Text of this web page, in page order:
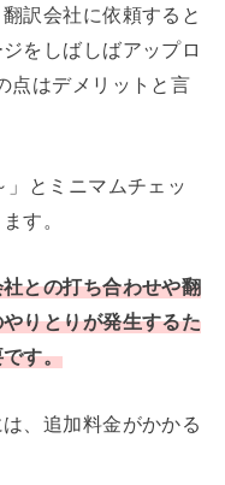
訳会社に依頼すると
をしばしばアップロ
点はデメリットと言
とミニマムチェッ
す。
との打ち合わせや翻
りとりが発生するた
す。
、追加料金がかかる